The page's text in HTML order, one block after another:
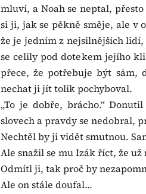
mluví, a Noah se neptal,
si ji, jak se pěkně směje, ale v
že je jedním z nejsilnějších lidí,
se celily pod dotekem jejího
přece, že potřebuje být sám,
nechat ji jít tolik pochyboval.
„To je dobře, brácho.“
slovech a pravdy se nedobral,
Nechtěl by ji vidět smutnou.
Ale snažil se mu Izák říct, že už
Odmítl ji, tak proč by
Ale on stále doufal...